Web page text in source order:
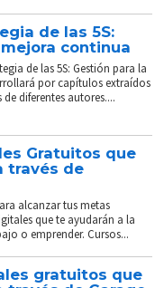
de las 5S:
continua
de las 5S: Gestión para la
por capítulos extraídos
diferentes autores....
Gratuitos que
través de
alcanzar tus metas
que te ayudarán a la
o emprender. Cursos...
gratuitos que